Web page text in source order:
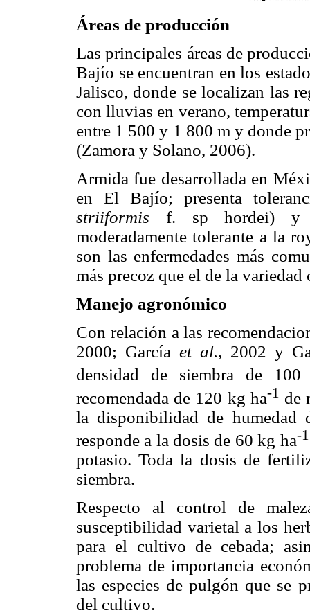
Áreas de producción
Las principales áreas de
Bajío se encuentran en los
Jalisco, donde se localizan las
con lluvias en verano,
entre 1 500 y 1 800 m y donde
(Zamora y Solano, 2006).
Armida fue desarrollada en
en El Bajío; presenta
striiformis f. sp hordei) y
moderadamente tolerante a la
son las enfermedades más
más precoz que el de la variedad
Manejo agronómico
Con relación a las
2000; García et al., 2002 y
densidad de siembra de
recomendada de 120 kg ha-1 de
la disponibilidad de humedad
responde a la dosis de 60 kg ha-1
potasio. Toda la dosis de
siembra.
Respecto al control de
susceptibilidad varietal a los
para el cultivo de cebada;
problema de importancia
las especies de pulgón que se
del cultivo.